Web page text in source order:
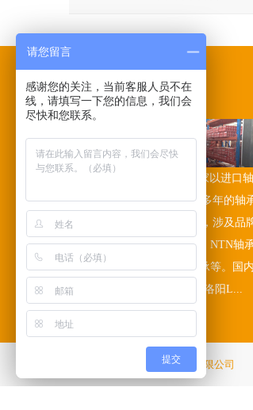
关于我们/ABOUT US
誉绍轴承(上海)有限公司是一家以进口
公司，本公司在工业领域已有多年的轴
经验。公司多年代理进口轴承，涉及品
承、INA轴承、日本NSK轴承、NTN轴
KOYO轴承、美国TIMKEN轴承等。国
ZWZ轴承、哈尔滨HRB轴承、洛阳L...
誉绍轴承（上海）有限公司
请您留言
感谢您的关注，当前客服人员不在
线，请填写一下您的信息，我们会
尽快和您联系。
提交